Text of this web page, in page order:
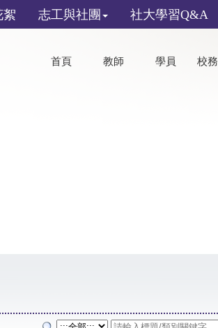
絮 志工與社團 社大學習Q&A
首頁 教師 學員 校務